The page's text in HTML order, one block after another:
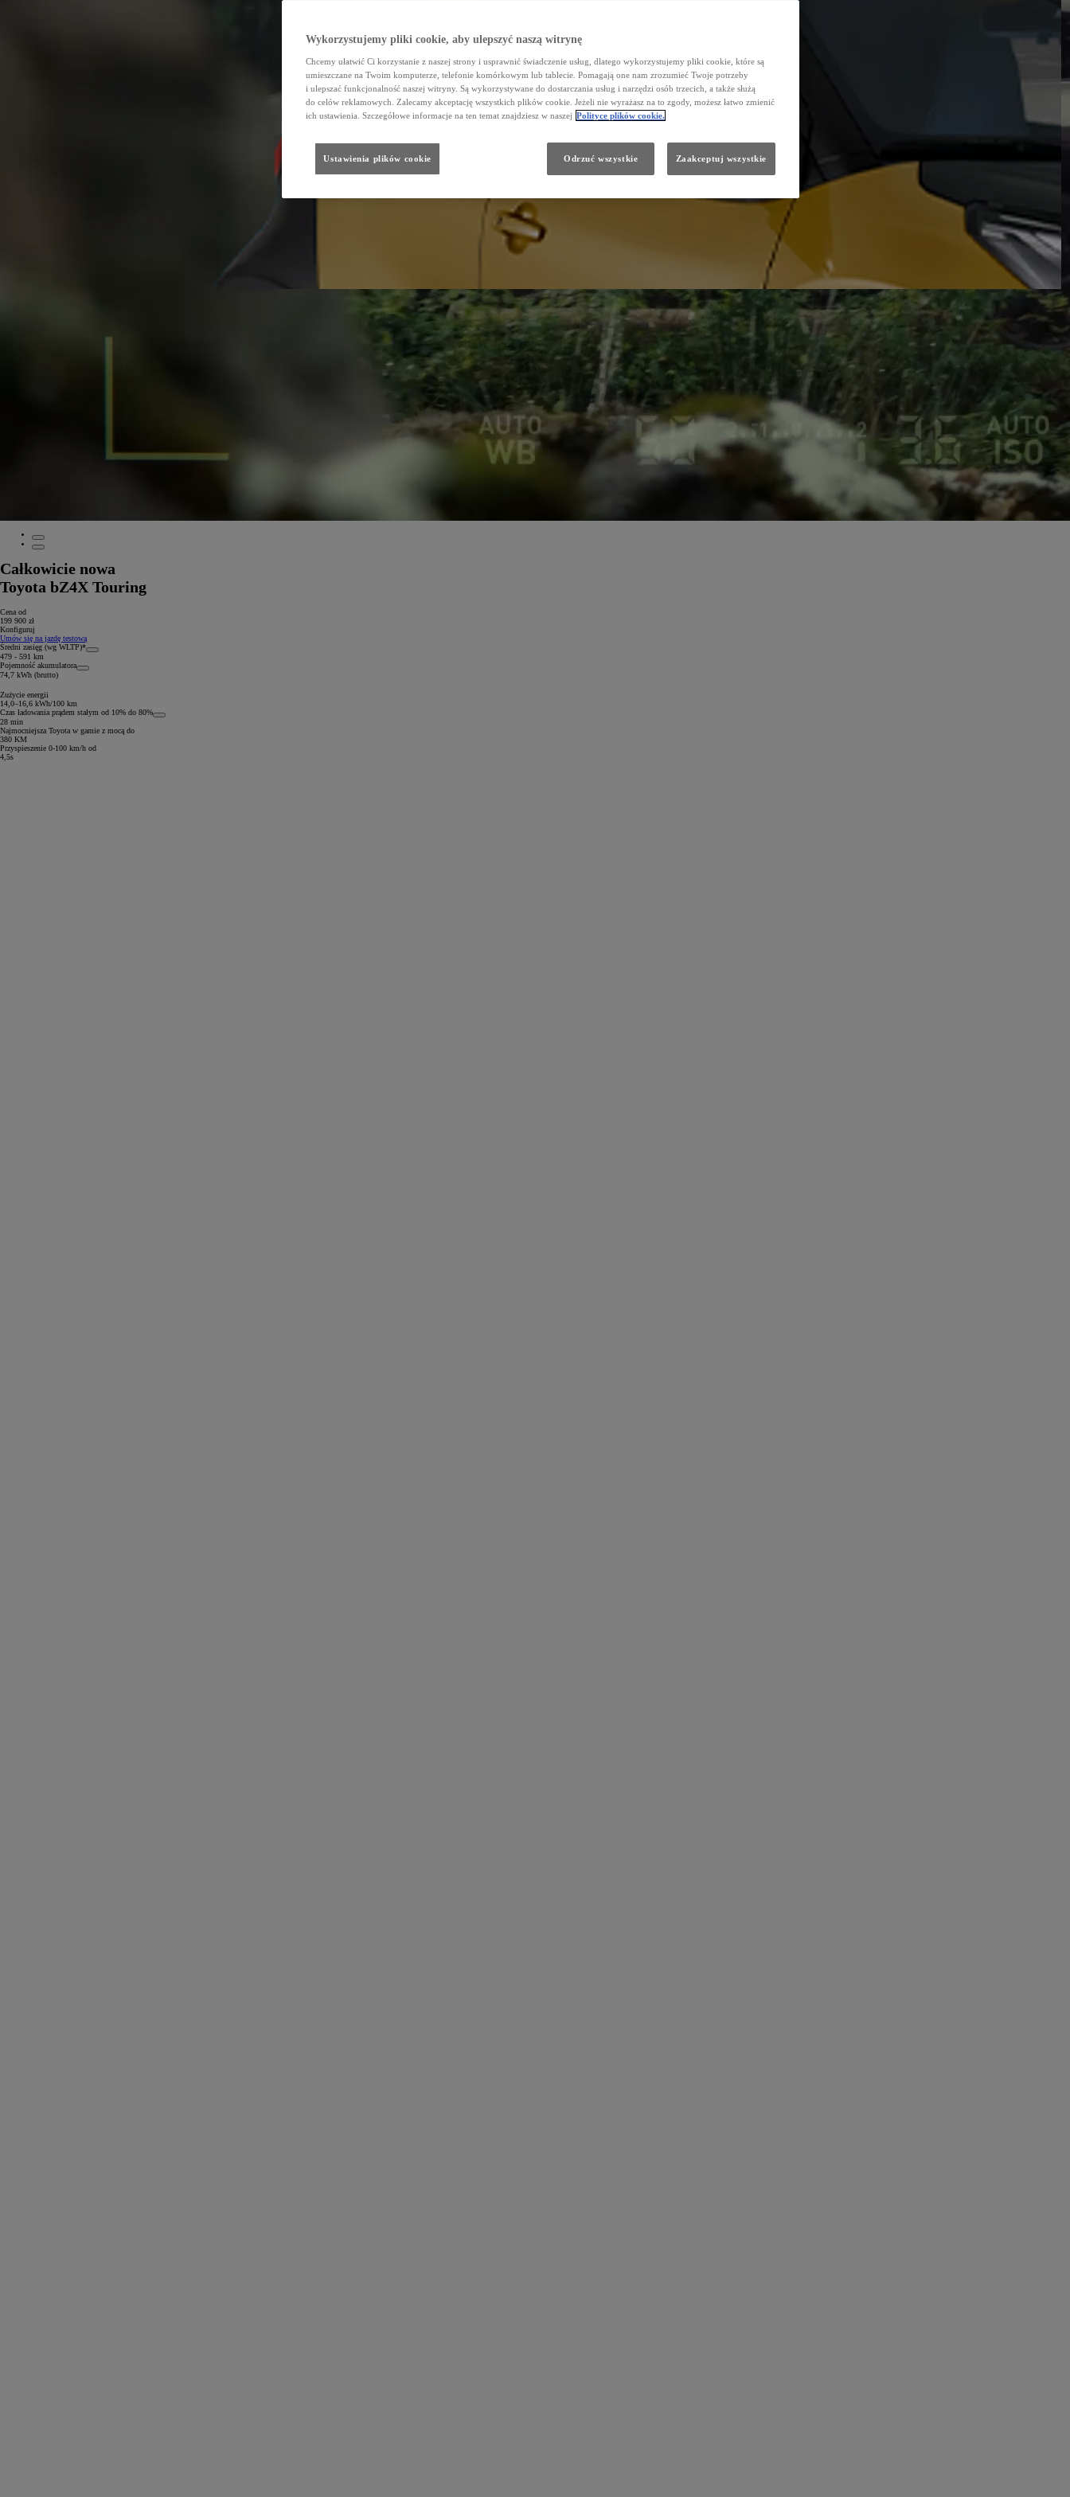
Całkowicie nowa
Toyota bZ4X Touring
Cena od
199 900 zł
Konfiguruj
Umów się na jazdę testową
Średni zasięg (wg WLTP)*
479 - 591 km
Pojemność akumulatora
74,7 kWh (brutto)
Zużycie energii
14,0–16,6 kWh/100 km
Czas ładowania prądem stałym od 10% do 80%
28 min
Najmocniejsza Toyota w gamie z mocą do
380 KM
Przyspieszenie 0-100 km/h od
4,5s
Wykorzystujemy pliki cookie, aby ulepszyć naszą witrynę
Chcemy ułatwić Ci korzystanie z naszej strony i usprawnić świadczenie usług, dlatego wykorzystujemy pliki cookie, które są
umieszczane na Twoim komputerze, telefonie komórkowym lub tablecie. Pomagają one nam zrozumieć Twoje potrzeby
i ulepszać funkcjonalność naszej witryny. Są wykorzystywane do dostarczania usług i narzędzi osób trzecich, a także służą
do celów reklamowych. Zalecamy akceptację wszystkich plików cookie. Jeżeli nie wyrażasz na to zgody, możesz łatwo zmienić
ich ustawienia. Szczegółowe informacje na ten temat znajdziesz w naszej Polityce plików cookie.
Odrzuć wszystkie Zaakceptuj wszystkie
Ustawienia plików cookie